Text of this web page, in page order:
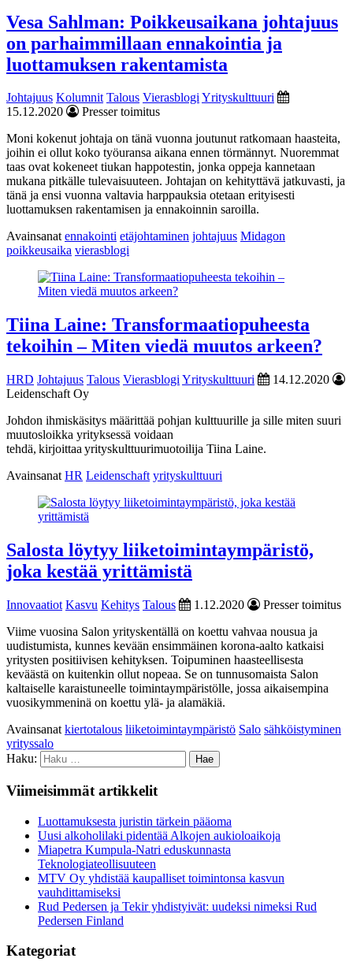
Vesa Sahlman: Poikkeusaikana johtajuus
on parhaimmillaan ennakointia ja
luottamuksen rakentamista
Johtajuus Kolumnit Talous VierasblogiYrityskulttuuri
15.12.2020
Presser toimitus
Moni kokenut johtaja on tänä vuonna joutunut ratkomaan haasteita,
joihin ei ollut koko työuransa aikana ennen törmännyt. Nuoremmat
taas ovat kokeneet tiukan happotestin, jonka oppeja kannetaan
mukana pitkälle tulevaisuuteen. Johtajan on kehityttävä jatkuvasti, ja
tänä ja ensi vuonna valtavia harppauksia otetaan erityisesti
luottamuksen rakentamisen ja ennakoinnin saroilla.
Avainsanatennakointi etäjohtaminen johtajuus Midagon
poikkeusaika vierasblogi
Tiina Laine: Transformaatiopuheesta
tekoihin – Miten viedä muutos arkeen?
HRD Johtajuus Talous Vierasblogi Yrityskulttuuri
14.12.2020
Leidenschaft Oy
Johdon ihmiskäsitys määrittää pohjan kulttuurille ja sille miten suuri
muutosloikka yrityksessä voidaan
tehdä, kirjoittaa yrityskulttuurimuotoilija Tiina Laine.
Avainsanat HR Leidenschaft yrityskulttuuri
Salosta löytyy liiketoimintaympäristö,
joka kestää yrittämistä
Innovaatiot Kasvu Kehitys Talous 1.12.2020
Presser toimitus
Viime vuosina Salon yrityskentällä on koettu vahvaa nousua ja
uudistumista, kunnes kevään ensimmäinen korona-aalto katkaisi
yritysten positiivisen kehityksen. Toipuminen haasteellisesta
keväästä on kuitenkin ollut nopeaa. Se on tunnusomaista Salon
kaltaiselle karaistuneelle toimintaympäristölle, jossa aikaisempina
vuosikymmeninä on koettu ylä- ja alamäkiä.
Avainsanat kiertotalous liiketoimintaympäristö Salo sähköistyminen
yrityssalo
Haku:
Viimeisimmät artikkelit
Luottamuksesta juristin tärkein pääoma
Uusi alkoholilaki pidentää Alkojen aukioloaikoja
Miapetra Kumpula-Natri eduskunnasta
Teknologiateollisuuteen
MTV Oy yhdistää kaupalliset toimintonsa kasvun
vauhdittamiseksi
Rud Pedersen ja Tekir yhdistyivät: uudeksi nimeksi Rud
Pedersen Finland
Kategoriat